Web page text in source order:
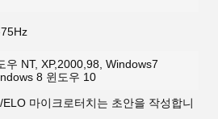
우 NT, XP,2000,98, Windows7
8 윈도우 10
ELO 마이크로터치는 초안을 작성합니